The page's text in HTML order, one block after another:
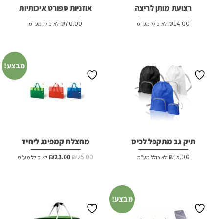
רצועת מותן לריצה
₪14.00 לא כולל מע"מ
אוזניות ספורט איכותיות
₪70.00 לא כולל מע"מ
תיק גב מתקפל לכיס
₪15.00 לא כולל מע"מ
מבצע!
מחצלת קמפינג ליחיד
₪25.00
המחיר₪23.00 המחיר
לא כולל מע"מ
מבצע!